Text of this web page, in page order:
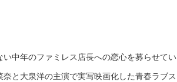
中年のファミレス店長への恋心を募らせてい
と大泉洋の主演で実写映画化した青春ラブス